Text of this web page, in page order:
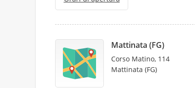
Mattinata (FG)
Corso Matino, 114
Mattinata (FG)